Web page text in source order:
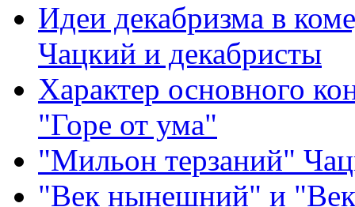
Идеи декабризма в
Чацкий и декабристы
Характер основного
"Горе от ума"
"Мильон терзаний"
"Век нынешний" и